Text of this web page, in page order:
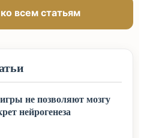
всем статьям
не позволяют мозгу
нейрогенеза